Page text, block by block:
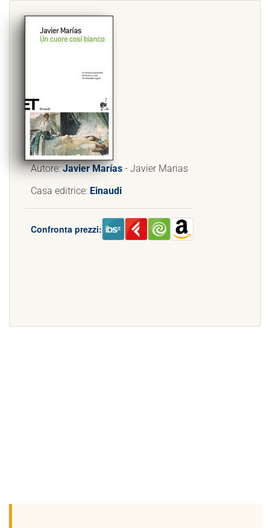
Autore:Javier Marías - Javier Marias
Casa editrice: Einaudi
Confronta prezzi: